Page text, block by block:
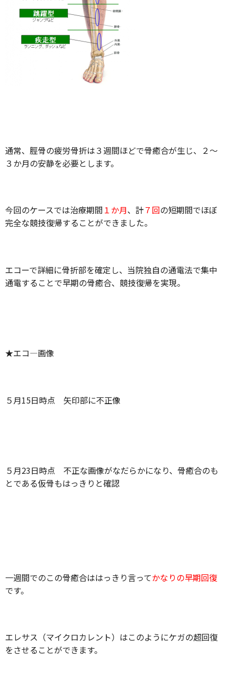
通常、脛骨の疲労骨折は３週間ほどで骨癒合が生じ、２～
３か月の安静を必要とします。
今回のケースでは治療期間 １か月、計７回の短期間でほぼ
完全な競技復帰することができました。
エコーで詳細に骨折部を確定し、当院独自の通電法で集中
通電することで早期の骨癒合、競技復帰を実現。
★エコ―画像
５月15日時点 矢印部に不正像
５月23日時点 不正な画像がなだらかになり、骨癒合のも
とである仮骨もはっきりと確認
一週間でのこの骨癒合ははっきり言ってかなりの早期回復
です。
エレサス（マイクロカレント）はこのようにケガの超回復
をさせることができます。